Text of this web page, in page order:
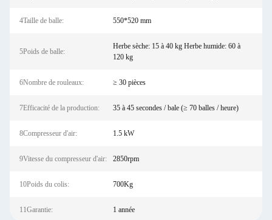
4Taille de balle: 550*520 mm
5Poids de balle:
Herbe sèche: 15 à 40 kg Herbe humide: 60 à
120 kg
6Nombre de rouleaux: ≥ 30 pièces
7Efficacité de la production: 35 à 45 secondes / bale (≥ 70 balles / heure)
8Compresseur d'air: 1.5 kW
9Vitesse du compresseur d'air: 2850rpm
10Poids du colis: 700Kg
11Garantie: 1 année